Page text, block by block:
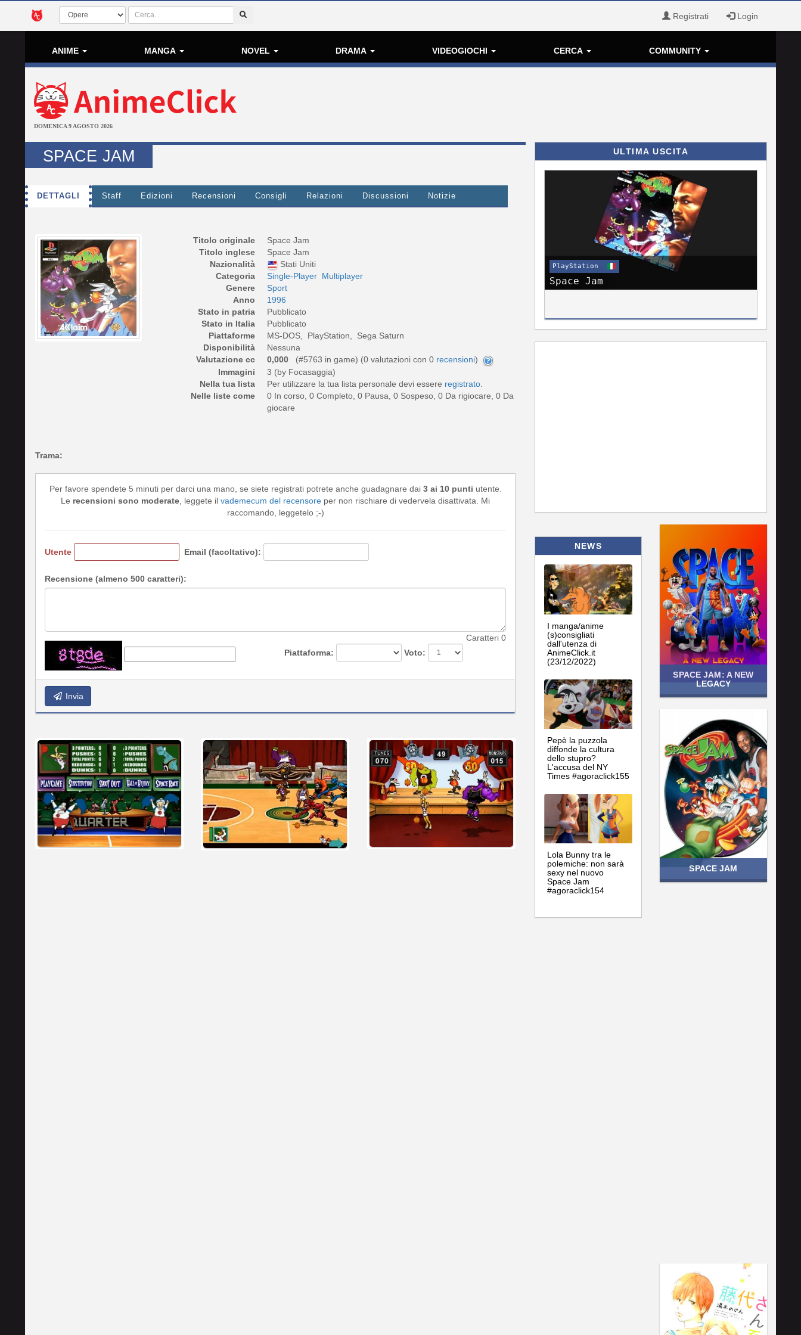
Registrati Login
ANIME MANGA NOVEL DRAMA VIDEOGIOCHI CERCA COMMUNITY
DOMENICA 9 AGOSTO 2026
SPACE JAM
DETTAGLI Staff Edizioni Recensioni Consigli Relazioni Discussioni Notizie
Titolo originale
Space Jam
Titolo inglese
Space Jam
Nazionalità
Stati Uniti
Categoria
Single-Player Multiplayer
Genere
Sport
Anno
1996
Stato in patria
Pubblicato
Stato in Italia
Pubblicato
Piattaforme
MS-DOS, PlayStation, Sega Saturn
Disponibilità
Nessuna
Valutazione cc
0,000 (#5763 in game) (0 valutazioni con 0 recensioni)
Immagini
3 (by Focasaggia)
Nella tua lista
Per utilizzare la tua lista personale devi essere registrato
Nelle liste come
0 In corso, 0 Completo, 0 Pausa, 0 Sospeso, 0 Da rigiocare, 0 Da
giocare
Trama:
Per favore spendete 5 minuti per darci una mano, se siete registrati potrete anche guadagnare dai 3 ai 10 punti utente.
Le recensioni sono moderate , leggete il vademecum del recensore per non rischiare di vedervela disattivata. Mi
raccomando, leggetelo ;-)
Utente Email (facoltativo):
Recensione (almeno 500 caratteri):
Caratteri 0
Piattaforma:
Voto:
Invia
ULTIMA USCITA
PlayStation
Space Jam
NEWS
I manga/anime
(s)consigliati
dall'utenza di
AnimeClick.it
(23/12/2022)
Pepè la puzzola
diffonde la cultura
dello stupro?
L'accusa del NY
Times #agoraclick155
Lola Bunny tra le
polemiche: non sarà
sexy nel nuovo
Space Jam
#agoraclick154
SPACE JAM: A NEW
LEGACY
SPACE JAM